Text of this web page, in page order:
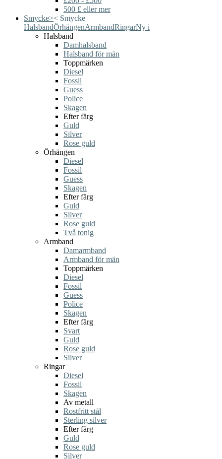
500 £ eller mer
Smycke>< Smycke
HalsbandÖrhängenArmbandRingarNy i
Halsband
Damhalsband
Halsband för män
Toppmärken
Diesel
Fossil
Guess
Police
Skagen
Efter färg
Guld
Silver
Rose guld
Örhängen
Diesel
Fossil
Guess
Skagen
Efter färg
Guld
Silver
Rose guld
Två tonig
Armband
Damarmband
Armband för män
Toppmärken
Diesel
Fossil
Guess
Police
Skagen
Efter färg
Svart
Guld
Rose guld
Silver
Ringar
Diesel
Fossil
Skagen
Av metall
Rostfritt stål
Sterling silver
Efter färg
Guld
Rose guld
Silver